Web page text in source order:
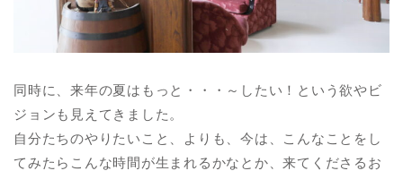
同時に、来年の夏はもっと・・・～したい！という欲やビ
ジョンも見えてきました。
自分たちのやりたいこと、よりも、今は、こんなことをし
てみたらこんな時間が生まれるかなとか、来てくださるお